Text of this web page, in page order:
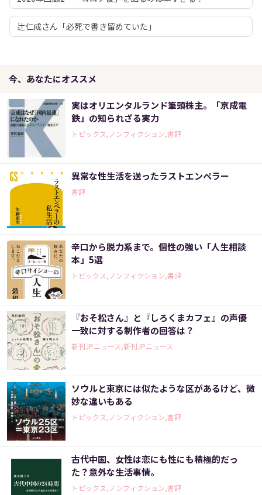
辻仁成さん「必死で書き留めていた」
今、あなたにオススメ
実はオリエンタルランド筆頭株主。「京成電
鉄」の知られざる実力
トピックス,ノンフィクション,書評
異常な性生活を送ったラストエンペラー
書評
辛口から脱力系まで。個性の強い「人生相談
本」5選
トピックス,ノンフィクション,書評
『おそ松さん』と『しろくまカフェ』の声優
一致に対する制作者の回答は？
新刊JPニュース,新刊JPニュース
ソウルと東京には似たような区があるけど、微
妙な違いもある
トピックス,ノンフィクション,書評
古代中国、女性は恋にも性にも積極的だっ
た？意外な生活事情。
トピックス,ノンフィクション,書評